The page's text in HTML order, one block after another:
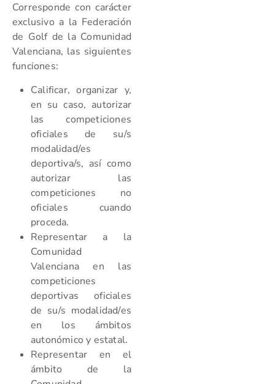
Corresponde con carácter
exclusivo a la Federación
de Golf de la Comunidad
Valenciana, las siguientes
funciones:
Calificar, organizar y,
en su caso, autorizar
las competiciones
oficiales de su/s
modalidad/es
deportiva/s, así como
autorizar las
competiciones no
oficiales cuando
proceda.
Representar a la
Comunidad
Valenciana en las
competiciones
deportivas oficiales
de su/s modalidad/es
en los ámbitos
autonómico y estatal.
Representar en el
ámbito de la